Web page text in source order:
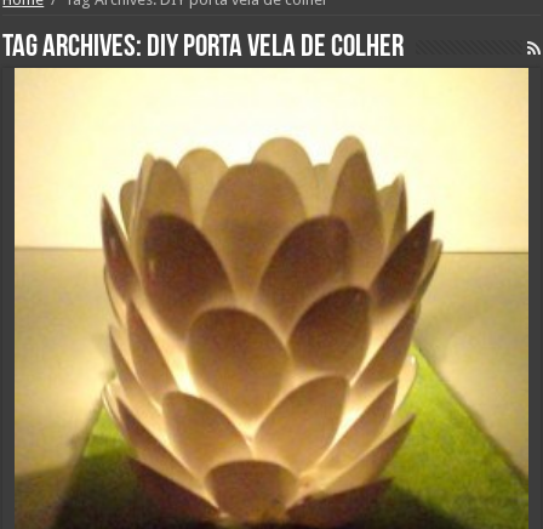
Tag Archives: DIY porta vela de colher